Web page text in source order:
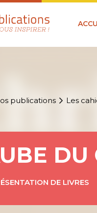
publications Les
DE LIVRES